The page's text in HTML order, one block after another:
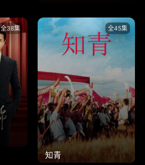
全38集 全45集
知青